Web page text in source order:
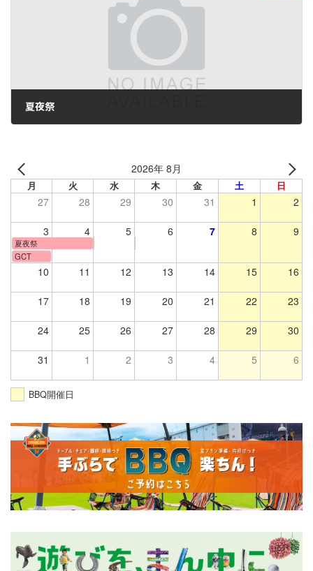
夏夜祭
2026年 8月
月 火 水 木 金 土 日
27 28 29 30 31 1 2
3 4 5 6 7 8 9
夏夜祭
GCT
10 11 12 13 14 15 16
17 18 19 20 21 22 23
24 25 26 27 28 29 30
31 1 2 3 4 5 6
BBQ開催日